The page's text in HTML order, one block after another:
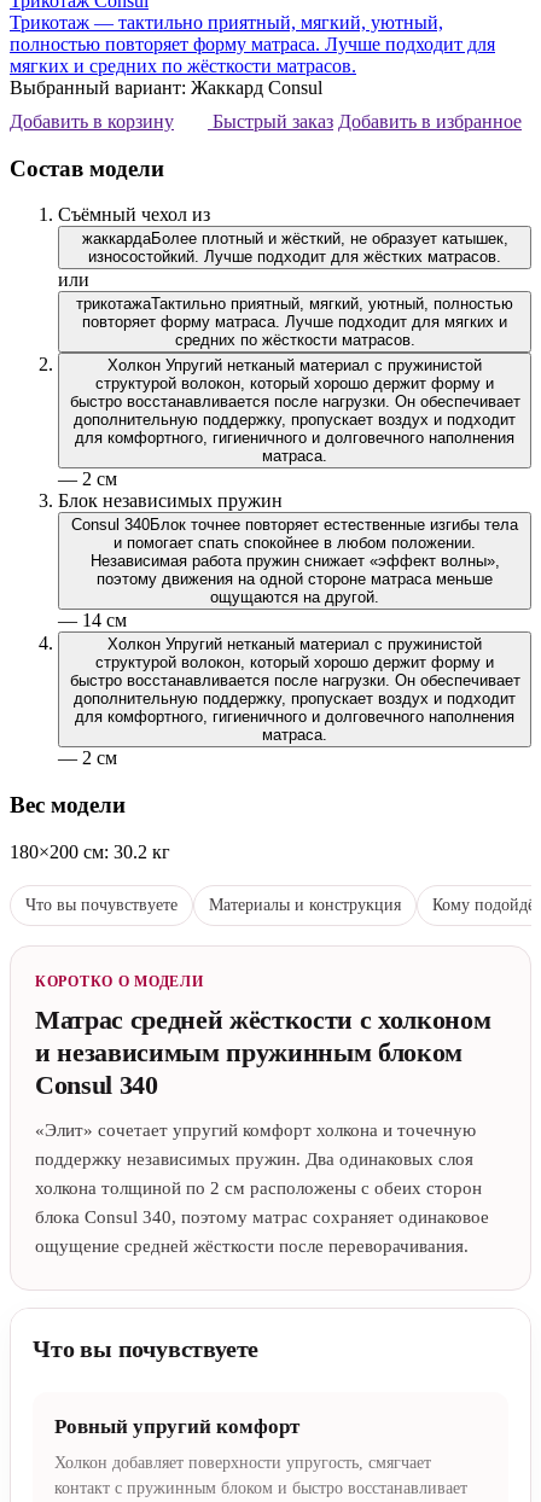
Трикотаж — тактильно приятный, мягкий, уютный,
полностью повторяет форму матраса. Лучше подходит для
мягких и средних по жёсткости матрасов.
Выбранный вариант: Жаккард Consul
Добавить в корзину
Быстрый заказ Добавить в избранное
Состав модели
Съёмный чехол из
жаккардаБолее плотный и жёсткий, не образует катышек,
износостойкий. Лучше подходит для жёстких матрасов.
или
трикотажаТактильно приятный, мягкий, уютный, полностью
повторяет форму матраса. Лучше подходит для мягких и
средних по жёсткости матрасов.
Холкон Упругий нетканый материал с пружинистой
структурой волокон, который хорошо держит форму и
быстро восстанавливается после нагрузки. Он обеспечивает
дополнительную поддержку, пропускает воздух и подходит
для комфортного, гигиеничного и долговечного наполнения
матраса.
— 2 см
Блок независимых пружин
Consul 340Блок точнее повторяет естественные изгибы тела
и помогает спать спокойнее в любом положении.
Независимая работа пружин снижает «эффект волны»,
поэтому движения на одной стороне матраса меньше
ощущаются на другой.
— 14 см
Холкон Упругий нетканый материал с пружинистой
структурой волокон, который хорошо держит форму и
быстро восстанавливается после нагрузки. Он обеспечивает
дополнительную поддержку, пропускает воздух и подходит
для комфортного, гигиеничного и долговечного наполнения
матраса.
— 2 см
Вес модели
180×200 см: 30.2 кг
Что вы почувствуете Материалы и конструкция Кому подойдёт
КОРОТКО О МОДЕЛИ
Матрас средней жёсткости с холконом
и независимым пружинным блоком
Consul 340
«Элит» сочетает упругий комфорт холкона и точечную
поддержку независимых пружин. Два одинаковых слоя
холкона толщиной по 2 см расположены с обеих сторон
блока Consul 340, поэтому матрас сохраняет одинаковое
ощущение средней жёсткости после переворачивания.
Что вы почувствуете
Ровный упругий комфорт
Холкон добавляет поверхности упругость, смягчает
контакт с пружинным блоком и быстро восстанавливает